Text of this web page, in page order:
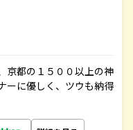
京都の１５００以上の神
ーに優しく、ツウも納得